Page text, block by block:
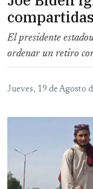
El presidente
ordenar un retiro
Jueves, 19 de Agosto